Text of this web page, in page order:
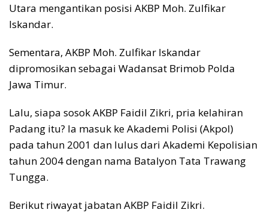
Utara mengantikan posisi AKBP Moh. Zulfikar
Iskandar.
Sementara, AKBP Moh. Zulfikar Iskandar
dipromosikan sebagai Wadansat Brimob Polda
Jawa Timur.
Lalu, siapa sosok AKBP Faidil Zikri, pria kelahiran
Padang itu? Ia masuk ke Akademi Polisi (Akpol)
pada tahun 2001 dan lulus dari Akademi Kepolisian
tahun 2004 dengan nama Batalyon Tata Trawang
Tungga.
Berikut riwayat jabatan AKBP Faidil Zikri.